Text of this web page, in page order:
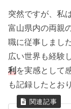
突然ですが、私
富山県内の両親
職に従事しまし
広い世界も経験
利を実感として
も記録したとお